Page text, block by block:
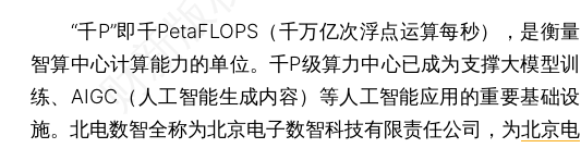
“千P”即千PetaFLOPS（千万亿次浮点运算每秒），是衡量
智算中心计算能力的单位。千P级算力中心已成为支撑大模型训
练、AIGC（人工智能生成内容）等人工智能应用的重要基础设
施。北电数智全称为北京电子数智科技有限责任公司，为北京电